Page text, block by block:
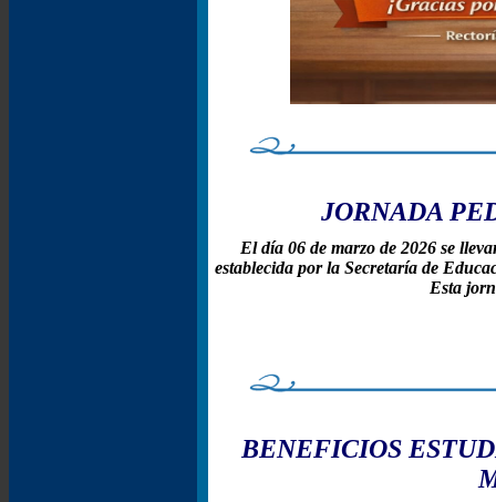
JORNADA
El día 06 de marzo de 2026 se
establecida por la Secretaría de
Esta
BENEFICIOS